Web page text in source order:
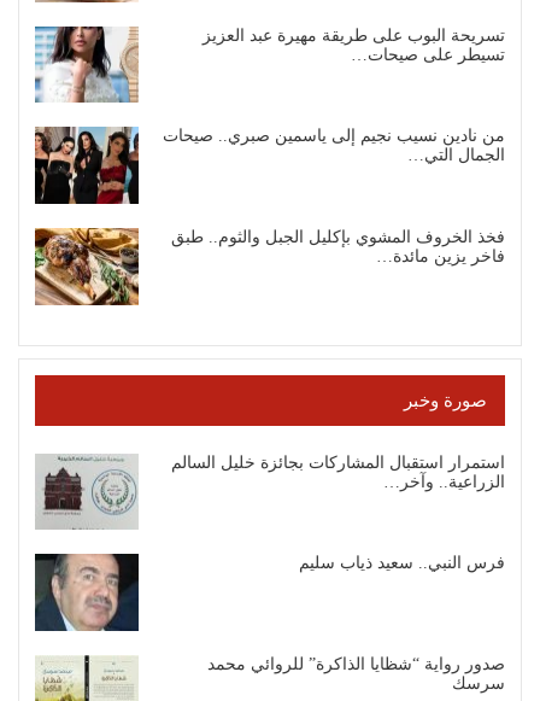
تسريحة البوب على طريقة مهيرة عبد العزيز
تسيطر على صيحات…
من نادين نسيب نجيم إلى ياسمين صبري.. صيحات
الجمال التي…
فخذ الخروف المشوي بإكليل الجبل والثوم.. طبق
فاخر يزين مائدة…
صورة وخبر
استمرار استقبال المشاركات بجائزة خليل السالم
الزراعية.. وآخر…
فرس النبي.. سعيد ذياب سليم
صدور رواية “شظايا الذاكرة” للروائي محمد
سرسك